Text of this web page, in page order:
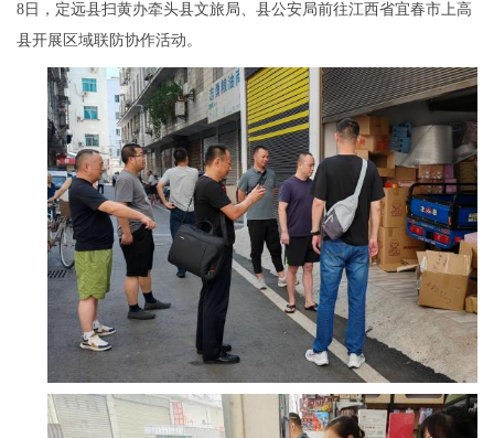
8日，定远县扫黄办牵头县文旅局、县公安局前往江西省宜春市上高
县开展区域联防协作活动。